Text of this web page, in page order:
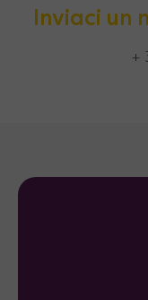
Inviaci un
+